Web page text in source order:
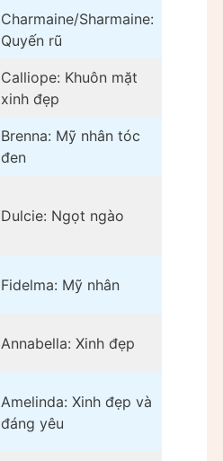
Charmaine/Sharmaine:
Quyến rũ
Calliope: Khuôn mặt
xinh đẹp
Brenna: Mỹ nhân tóc
đen
Dulcie: Ngọt ngào
Fidelma: Mỹ nhân
Annabella: Xinh đẹp
Amelinda: Xinh đẹp và
đáng yêu